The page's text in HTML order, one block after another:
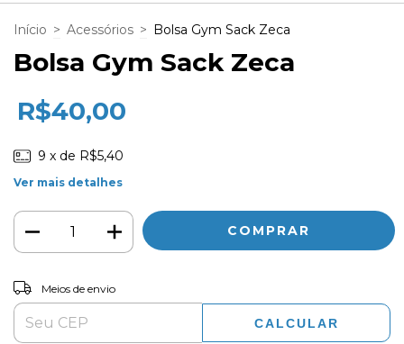
Início > Acessórios > Bolsa Gym Sack Zeca
Bolsa Gym Sack Zeca
R$40,00
9 x de R$5,40
Ver mais detalhes
Entregas para o CEP:
Meios de envio
CALCULAR